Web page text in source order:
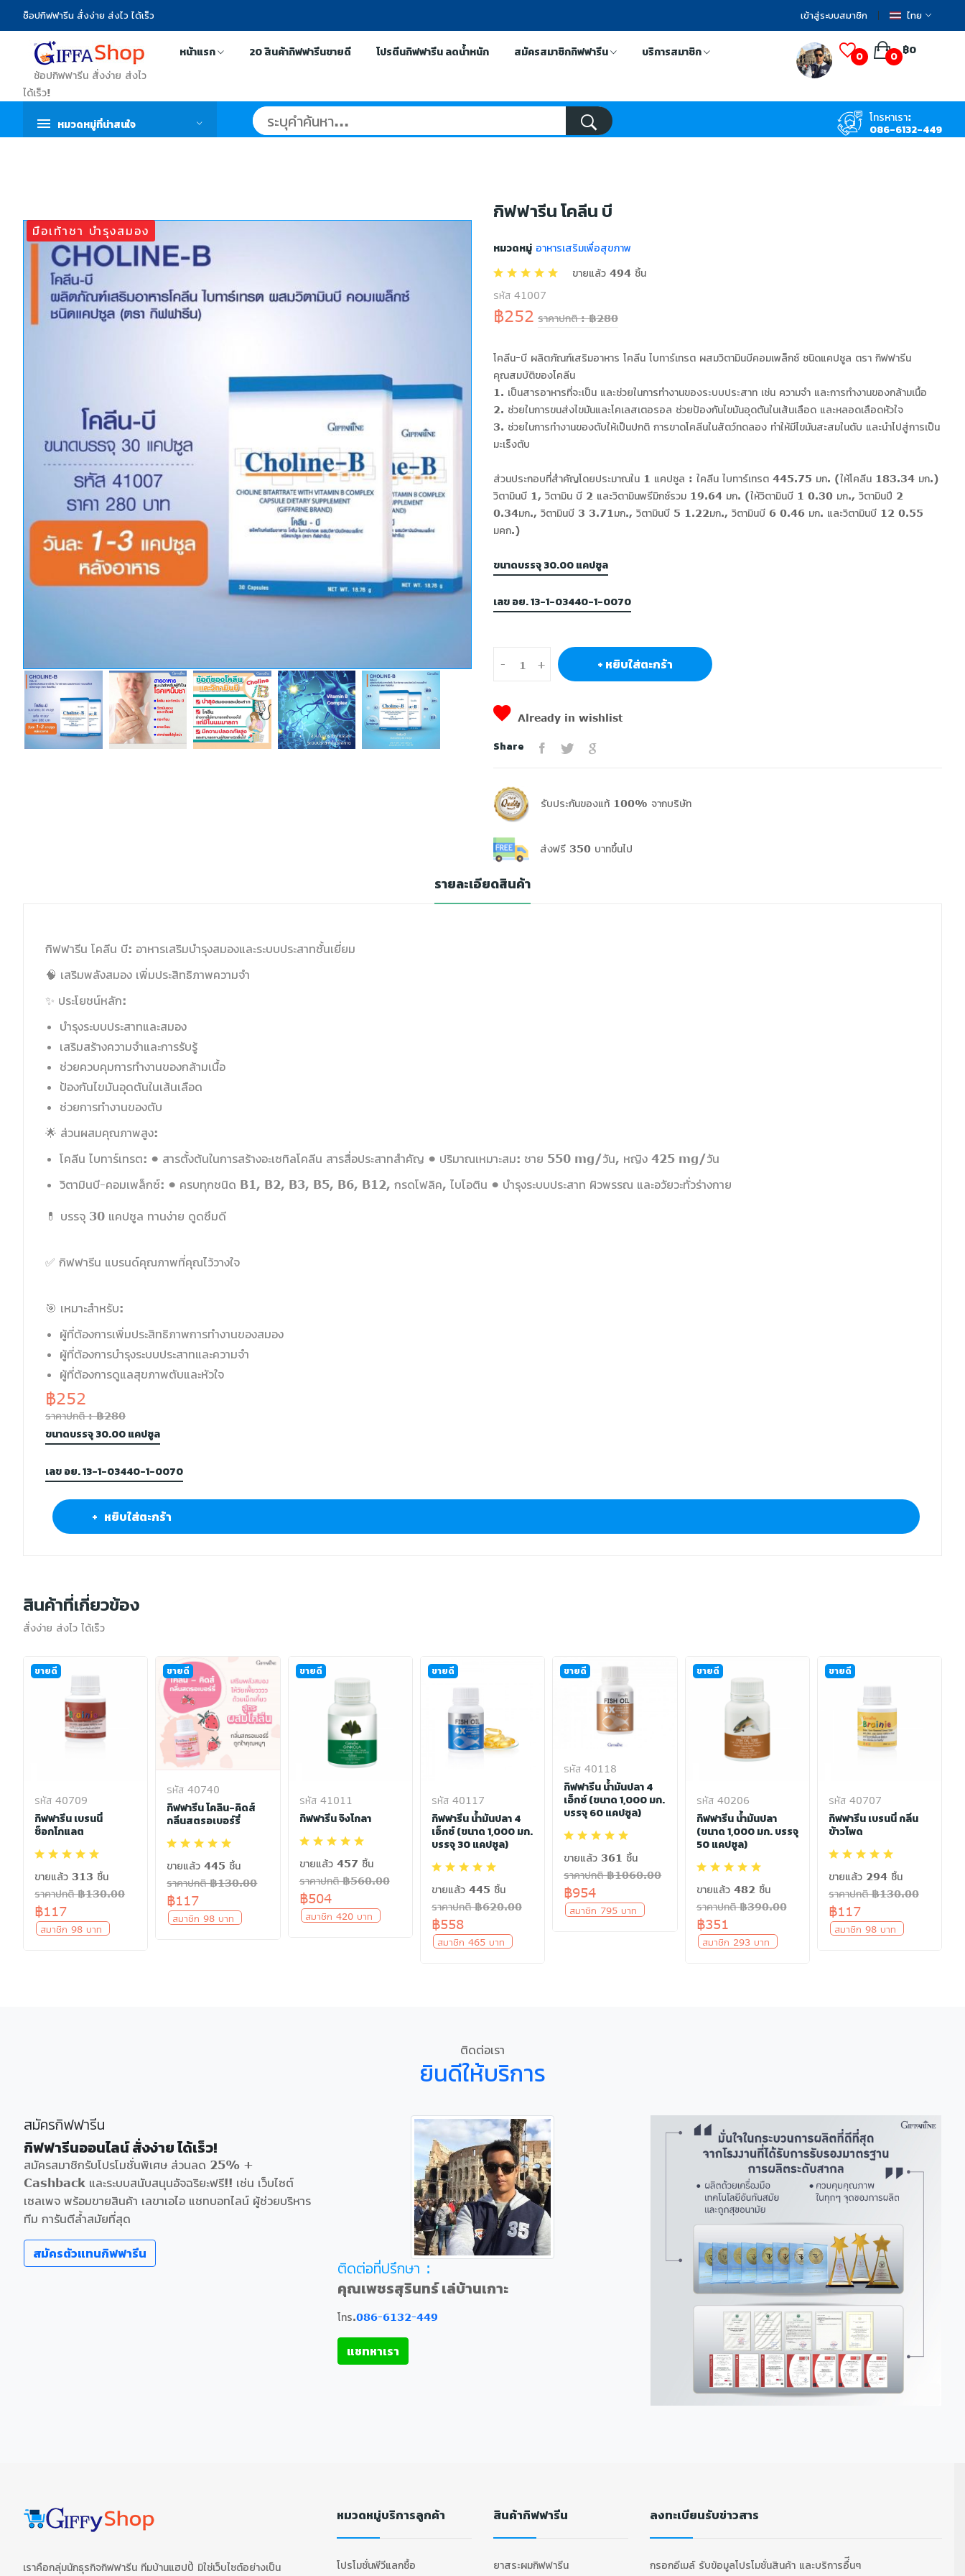
ช็อปกิฟฟารีน สั่งง่าย ส่งไว ได้เร็ว เข้าสู่ระบบสมาชิก ไทย
ช้อปกิฟฟารีน สั่งง่าย ส่งไว
ได้เร็ว!
หน้าแรก 20 สินค้ากิฟฟารีนขายดี โปรตีนกิฟฟารีน ลดน้ำหนัก สมัครสมาชิกกิฟฟารีน บริการสมาชิก 0 ฿0
0
หมวดหมู่ที่น่าสนใจ
โทรหาเรา:
086-6132-449
มือเท้าชา บำรุงสมอง
กิฟฟารีน โคลีน บี
หมวดหมู่ อาหารเสริมเพื่อสุขภาพ
ขายแล้ว 494 ชิ้น
รหัส 41007
฿252 ราคาปกติ : ฿280
โคลีน-บี ผลิตภัณฑ์เสริมอาหาร โคลีน ไบทาร์เทรต ผสมวิตามินบีคอมเพล็กซ์ ชนิดแคปซูล ตรา กิฟฟารีน
คุณสมบัติของโคลีน
1. เป็นสารอาหารที่จะเป็น และช่วยในการทำงานของระบบประสาท เช่น ความจำ และการทำงานของกล้ามเนื้อ
2. ช่วยในการขนส่งไขมันและโคเลสเตอรอล ช่วยป้องกันไขมันอุดตันในเส้นเลือด และหลอดเลือดหัวใจ
3. ช่วยในการทำงานของตับให้เป็นปกติ การขาดโคลีนในสัตว์ทดลอง ทำให้มีไขมันสะสมในตับ และนำไปสู่การเป็น
มะเร็งตับ
ส่วนประกอบที่สำคัญโดยประมาณใน 1 แคปซูล : ใคลีน ไบทาร์เทรต 445.75 มก. (ให้โคลีน 183.34 มก.)
วิตามินบี 1, วิตามิน บี 2 และวิตามินพรีมิกซ์รวม 19.64 มก. (ให้วิตามินบี 1 0.30 มก., วิตามินปี 2
0.34มก., วิตามินบี 3 3.71มก., วิตามินบี 5 1.22มก., วิตามินบี 6 0.46 มก. และวิตามินบี 12 0.55
มคก.)
ขนาดบรรจุ 30.00 แคปซูล
เลข อย. 13-1-03440-1-0070
- + + หยิบใส่ตะกร้า
Already in wishlist
Share
รับประกันของแท้ 100% จากบริษัท
ส่งฟรี 350 บาทขึ้นไป
รายละเอียดสินค้า
กิฟฟารีน โคลีน บี: อาหารเสริมบำรุงสมองและระบบประสาทชั้นเยี่ยม
🧠 เสริมพลังสมอง เพิ่มประสิทธิภาพความจำ
✨ ประโยชน์หลัก:
บำรุงระบบประสาทและสมอง
เสริมสร้างความจำและการรับรู้
ช่วยควบคุมการทำงานของกล้ามเนื้อ
ป้องกันไขมันอุดตันในเส้นเลือด
ช่วยการทำงานของตับ
🌟 ส่วนผสมคุณภาพสูง:
โคลีน ไบทาร์เทรต: • สารตั้งต้นในการสร้างอะเซทิลโคลีน สารสื่อประสาทสำคัญ • ปริมาณเหมาะสม: ชาย 550 mg/วัน, หญิง 425 mg/วัน
วิตามินบี-คอมเพล็กซ์: • ครบทุกชนิด B1, B2, B3, B5, B6, B12, กรดโฟลิค, ไบโอติน • บำรุงระบบประสาท ผิวพรรณ และอวัยวะทั่วร่างกาย
💊 บรรจุ 30 แคปซูล ทานง่าย ดูดซึมดี
✅ กิฟฟารีน แบรนด์คุณภาพที่คุณไว้วางใจ
🎯 เหมาะสำหรับ:
ผู้ที่ต้องการเพิ่มประสิทธิภาพการทำงานของสมอง
ผู้ที่ต้องการบำรุงระบบประสาทและความจำ
ผู้ที่ต้องการดูแลสุขภาพตับและหัวใจ
฿252
ราคาปกติ : ฿280
ขนาดบรรจุ 30.00 แคปซูล
เลข อย. 13-1-03440-1-0070
+ หยิบใส่ตะกร้า
สินค้าที่เกี่ยวข้อง
สั่งง่าย ส่งไว ได้เร็ว
ขายดี
รหัส 40709
กิฟฟารีน เบรนนี่
ช็อกโกแลต
ขายแล้ว 313 ชิ้น
ราคาปกติ ฿130.00
฿117
สมาชิก 98 บาท
ขายดี
รหัส 40740
กิฟฟารีน โคลิน-คิดส์
กลิ่นสตรอเบอร์รี่
ขายแล้ว 445 ชิ้น
ราคาปกติ ฿130.00
฿117
สมาชิก 98 บาท
ขายดี
รหัส 41011
กิฟฟารีน จิงโกลา
ขายแล้ว 457 ชิ้น
ราคาปกติ ฿560.00
฿504
สมาชิก 420 บาท
ขายดี
รหัส 40117
กิฟฟารีน น้ำมันปลา 4
เอ็กซ์ (ขนาด 1,000 มก.
บรรจุ 30 แคปซูล)
ขายแล้ว 445 ชิ้น
ราคาปกติ ฿620.00
฿558
สมาชิก 465 บาท
ขายดี
รหัส 40118
กิฟฟารีน น้ำมันปลา 4
เอ็กซ์ (ขนาด 1,000 มก.
บรรจุ 60 แคปซูล)
ขายแล้ว 361 ชิ้น
ราคาปกติ ฿1060.00
฿954
สมาชิก 795 บาท
ขายดี
รหัส 40206
กิฟฟารีน น้ำมันปลา
(ขนาด 1,000 มก. บรรจุ
50 แคปซูล)
ขายแล้ว 482 ชิ้น
ราคาปกติ ฿390.00
฿351
สมาชิก 293 บาท
ขายดี
รหัส 40707
กิฟฟารีน เบรนนี่ กลิ่น
ข้าวโพด
ขายแล้ว 294 ชิ้น
ราคาปกติ ฿130.00
฿117
สมาชิก 98 บาท
ติดต่อเรา
ยินดีให้บริการ
สมัครกิฟฟารีน
กิฟฟารีนออนไลน์ สั่งง่าย ได้เร็ว!
สมัครสมาชิกรับโปรโมชั่นพิเศษ ส่วนลด 25% +
Cashback และระบบสนับสนุนอัจฉริยะฟรี!! เช่น เว็บไซต์
เซลเพจ พร้อมขายสินค้า เลขาเอไอ แชทบอทไลน์ ผู้ช่วยบริหาร
ทีม การันตีล้ำสมัยที่สุด
สมัครตัวแทนกิฟฟารีน
ติดต่อที่ปรึกษา :
คุณเพชรสุรินทร์ เล่บ้านเกาะ
โทร.086-6132-449
แชทหาเรา
เราคือกลุ่มนักธุรกิจกิฟฟารีน ทีมบ้านแฮปปี้ มิใช่เว็บไซต์อย่างเป็น
หมวดหมู่บริการลูกค้า
โปรโมชั่นพีวีแลกซื้อ
สินค้ากิฟฟารีน
ยาสระผมกิฟฟารีน
ลงทะเบียนรับข่าวสาร
กรอกอีเมล์ รับข้อมูลโปรโมชั่นสินค้า และบริการอื่ีนๆ